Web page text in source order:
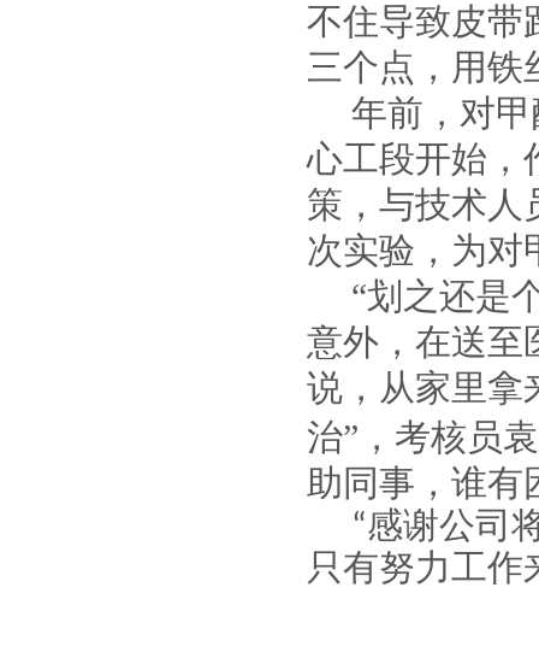
不住导致皮带
三个点，用铁
年前，对
心工段开始，
策，与技术人
次实验，为对
“划之还是
意外，在送至
说，从家里拿
治”，考核员
助同事，谁有
“感谢公司
只有努力工作